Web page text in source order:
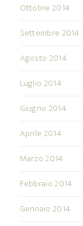
Ottobre 2014
Settembre 2014
Agosto 2014
Luglio 2014
Giugno 2014
Aprile 2014
Marzo 2014
Febbraio 2014
Gennaio 2014